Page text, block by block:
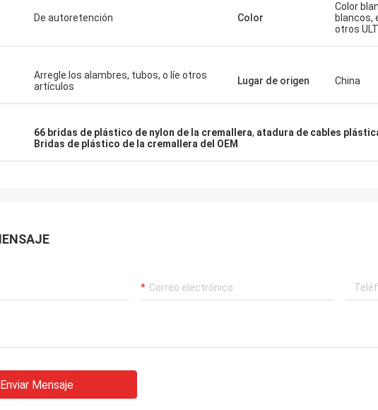
De autoretención Color
Color
blancos,
otros
Arregle los alambres, tubos, o líe otros
artículos
Lugar de origen China
66 bridas de plástico de nylon de la cremallera, atadura de cables
Bridas de plástico de la cremallera del OEM
Enviar Mensaje